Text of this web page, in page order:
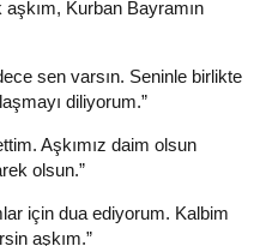
Kurban Bayramın
sen varsın. Seninle birlikte
diliyorum.”
Aşkımız daim olsun
olsun.”
için dua ediyorum. Kalbim
aşkım.”